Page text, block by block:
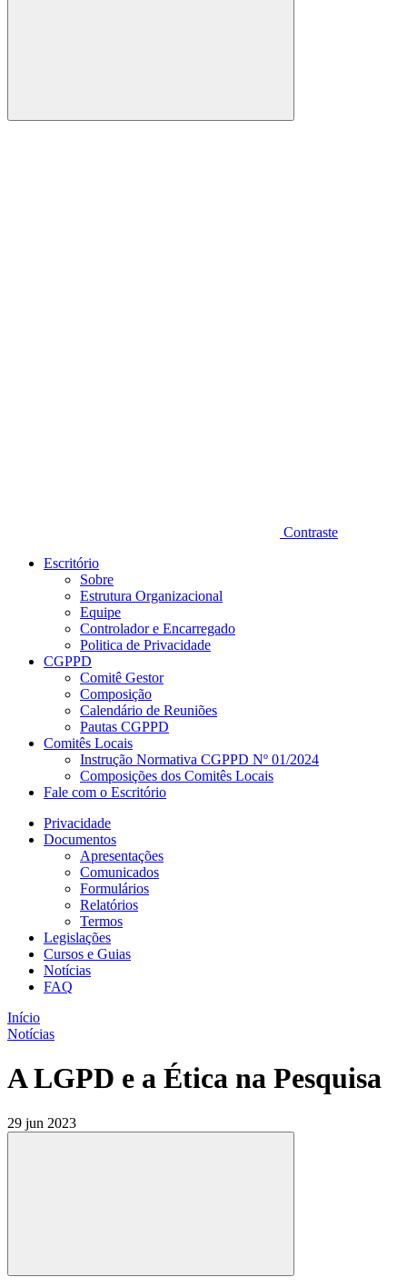
Buscar
Contraste
Escritório
Sobre
Estrutura Organizacional
Equipe
Controlador e Encarregado
Politica de Privacidade
CGPPD
Comitê Gestor
Composição
Calendário de Reuniões
Pautas CGPPD
Comitês Locais
Instrução Normativa CGPPD Nº 01/2024
Composições dos Comitês Locais
Fale com o Escritório
Privacidade
Documentos
Apresentações
Comunicados
Formulários
Relatórios
Termos
Legislações
Cursos e Guias
Notícias
FAQ
Início
Notícias
A LGPD e a Ética na Pesquisa
29 jun 2023
Compartilhar